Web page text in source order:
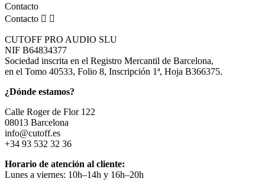
Contacto
Contacto  
CUTOFF PRO AUDIO SLU
NIF B64834377
Sociedad inscrita en el Registro Mercantil de Barcelona,
en el Tomo 40533, Folio 8, Inscripción 1ª, Hoja B366375.
¿Dónde estamos?
Calle Roger de Flor 122
08013 Barcelona
info@cutoff.es
+34 93 532 32 36
Horario de atención al cliente:
Lunes a viernes: 10h–14h y 16h–20h